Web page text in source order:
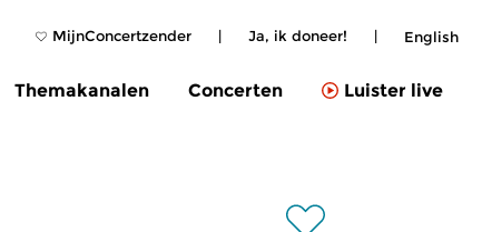
MijnConcertzender | Ja, ik doneer! | English
Themakanalen Concerten Luister live